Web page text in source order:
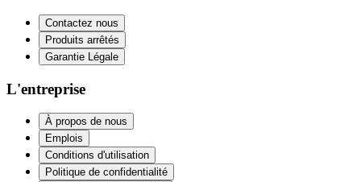
Contactez nous
Produits arrêtés
Garantie Légale
L'entreprise
À propos de nous
Emplois
Conditions d'utilisation
Politique de confidentialité